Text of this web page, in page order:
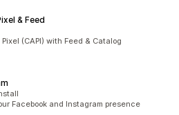
& Feed
(CAPI) with Feed & Catalog
Facebook and Instagram presence